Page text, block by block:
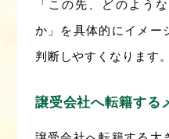
「この先、どのよう
か」を具体的にイメー
判断しやすくなります。
譲受会社へ転籍する